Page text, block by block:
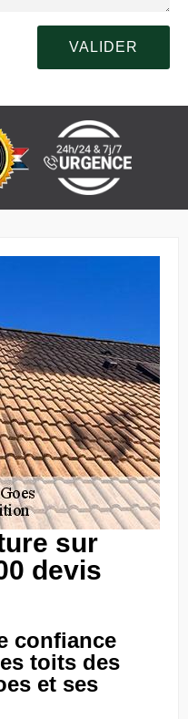
sur
devis
confiance
toits des
et ses